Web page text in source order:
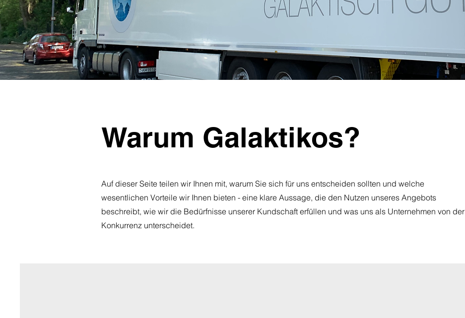
Warum Galaktikos?
Auf dieser Seite teilen wir Ihnen mit, warum Sie sich für uns entscheiden sollten und welche
wesentlichen Vorteile wir Ihnen bieten - eine klare Aussage, die den Nutzen unseres Angebots
beschreibt, wie wir die Bedürfnisse unserer Kundschaft erfüllen und was uns als Unternehmen von der
Konkurrenz unterscheidet.